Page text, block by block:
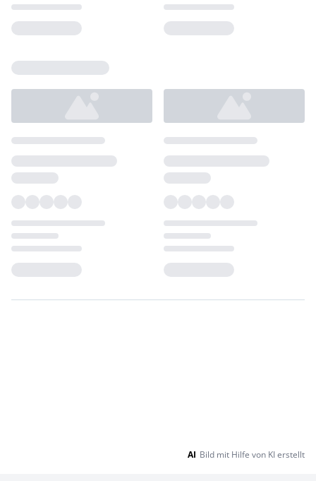
AI Bild mit Hilfe von KI erstellt